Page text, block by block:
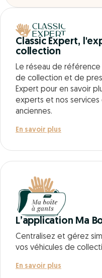
Classic Expert,
collection
Le réseau de
de collection et de
Expert pour en savoir
experts et nos services
anciennes.
En savoir plus
L’application Ma
Centralisez et gérez
vos véhicules de
En savoir plus